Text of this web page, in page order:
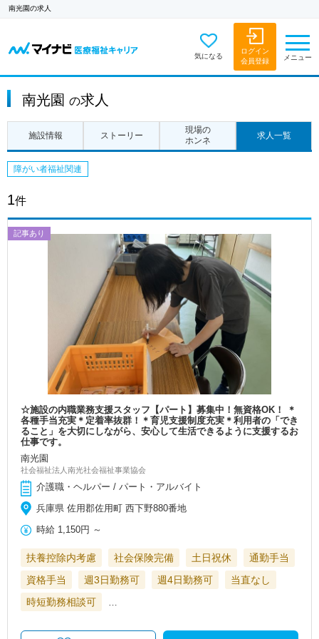
南光園の求人
気になる
ログイン
会員登録
メニュー
南光園 の求人
施設情報 ストーリー
現場の
ホンネ
求人一覧
障がい者福祉関連
1件
記事あり
☆施設の内職業務支援スタッフ【パート】募集中！無資格OK！ ＊
各種手当充実＊定着率抜群！＊育児支援制度充実＊利用者の「でき
ること」を大切にしながら、安心して生活できるように支援するお
仕事です。
南光園
社会福祉法人南光社会福祉事業協会
介護職・ヘルパー / パート・アルバイト
兵庫県 佐用郡佐用町 西下野880番地
時給 1,150円 ～
扶養控除内考慮 社会保険完備 土日祝休
通勤手当
資格手当
週3日勤務可 週4日勤務可
当直なし
時短勤務相談可
…